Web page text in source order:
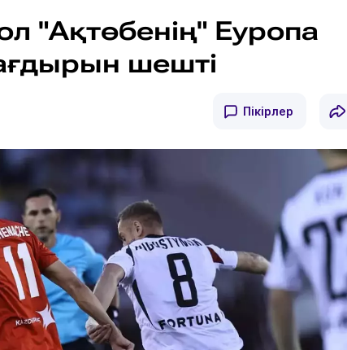
"Ақтөбенің" Еуропа
шешті
Пікірлер